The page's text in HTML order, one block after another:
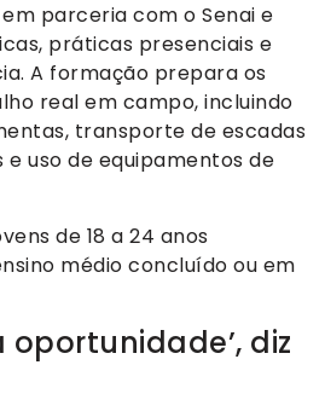
parceria com o Senai e
práticas presenciais e
A formação prepara os
real em campo, incluindo
transporte de escadas
e uso de equipamentos de
de 18 a 24 anos
médio concluído ou em
oportunidade’, diz